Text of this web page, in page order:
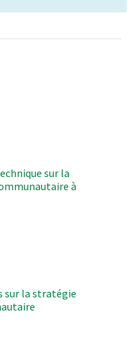
sur la
à
sur la stratégie